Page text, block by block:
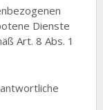
Dienste
Art. 8 Abs. 1